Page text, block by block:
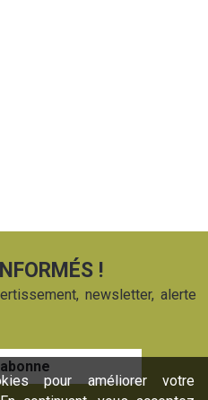
!
newsletter, alerte
pour améliorer votre